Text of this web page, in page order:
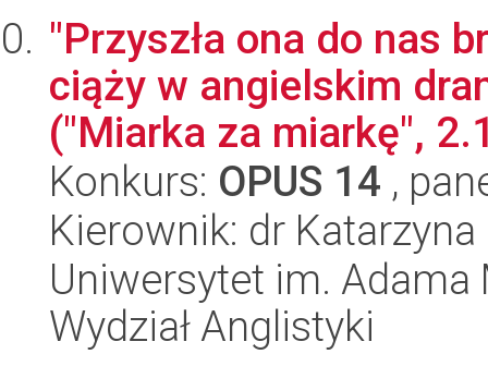
"Przyszła ona do nas
ciąży w angielskim
("Miarka za miarkę",
Konkurs: OPUS 14 ,
Kierownik: dr
Uniwersytet im.
Wydział Anglistyki